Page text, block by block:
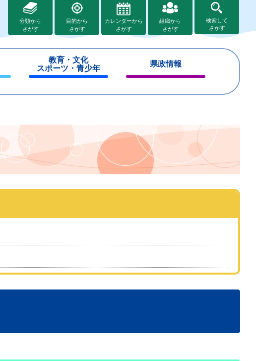
分類から
さがす
目的から
さがす
カレンダーから
さがす
組織から
さがす
検索して
さがす
教育・文化
スポーツ・青少年
じ
県政情報
じ